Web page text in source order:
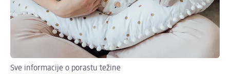
Sve informacije o porastu težine